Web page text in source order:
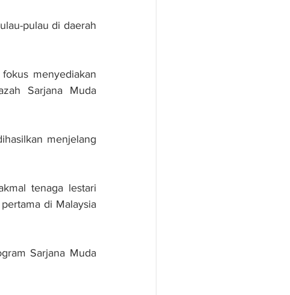
pulau di daerah
menyediakan
Sarjana Muda
menjelang
tenaga lestari
di Malaysia
Sarjana Muda